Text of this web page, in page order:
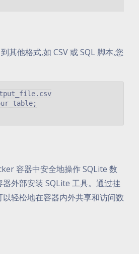
其他格式,如 CSV 或 SQL 脚本,您
容器中安全地操作 SQLite 数
外部安装 SQLite 工具。通过挂
轻松地在容器内外共享和访问数